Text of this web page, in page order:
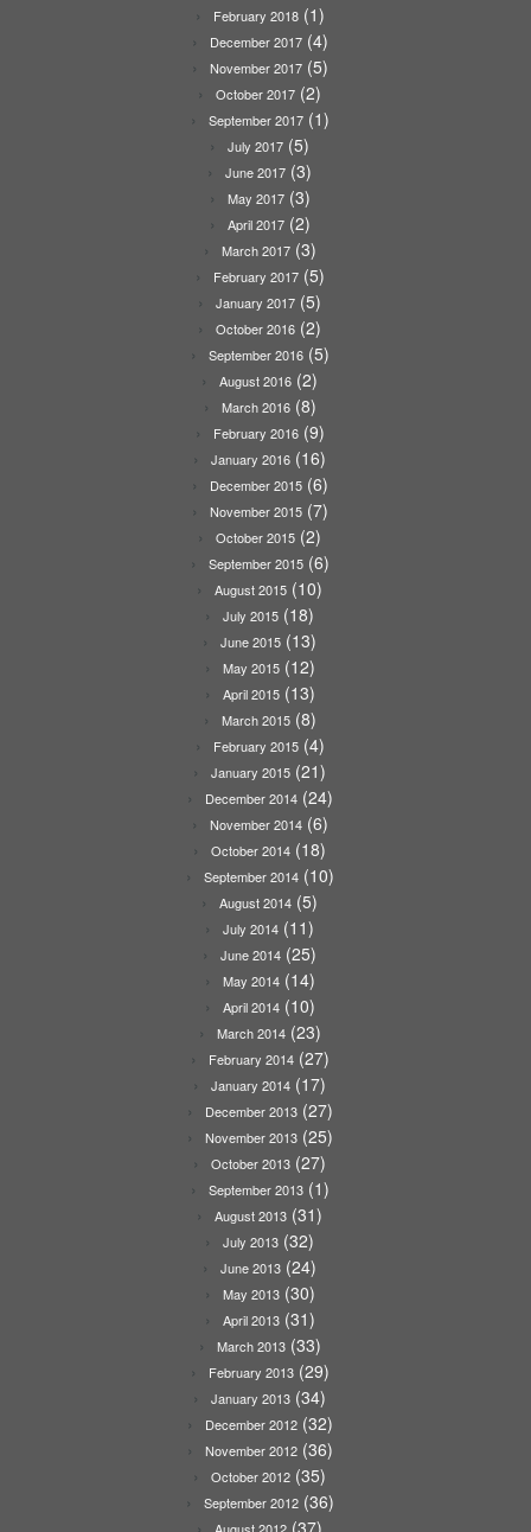
February 2018(1)
December 2017(4)
November 2017(5)
October 2017 (2)
September 2017(1)
July 2017 (5)
June 2017 (3)
May 2017(3)
April 2017(2)
March 2017(3)
February 2017(5)
January 2017 (5)
October 2016 (2)
September 2016(5)
August 2016 (2)
March 2016(8)
February 2016(9)
January 2016 (16)
December 2015(6)
November 2015(7)
October 2015 (2)
September 2015(6)
August 2015 (10)
July 2015 (18)
June 2015 (13)
May 2015(12)
April 2015(13)
March 2015(8)
February 2015(4)
January 2015 (21)
December 2014(24)
November 2014(6)
October 2014 (18)
September 2014(10)
August 2014 (5)
July 2014 (11)
June 2014 (25)
May 2014(14)
April 2014(10)
March 2014(23)
February 2014(27)
January 2014 (17)
December 2013(27)
November 2013(25)
October 2013 (27)
September 2013(1)
August 2013 (31)
July 2013 (32)
June 2013 (24)
May 2013(30)
April 2013(31)
March 2013(33)
February 2013(29)
January 2013 (34)
December 2012(32)
November 2012(36)
October 2012 (35)
September 2012(36)
August 2012 (37)